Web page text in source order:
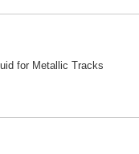
for Metallic Tracks